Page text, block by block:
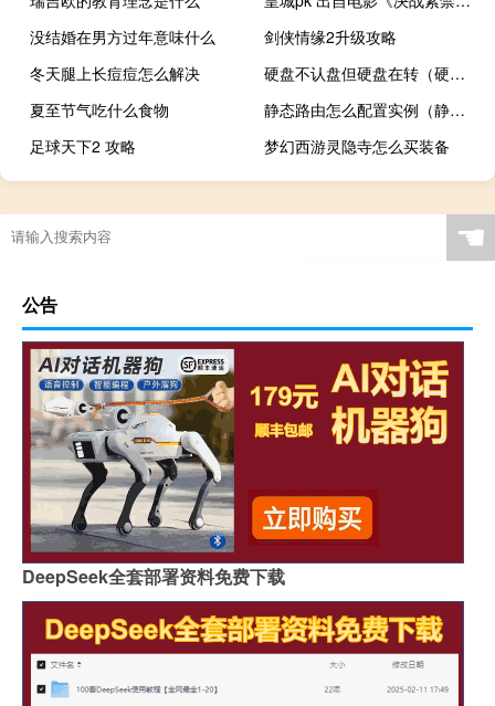
没结婚在男方过年意味什么
剑侠情缘2升级攻略
冬天腿上长痘痘怎么解决
硬盘不认盘但硬盘在转（硬盘不认）
夏至节气吃什么食物
静态路由怎么配置实例（静态路由怎么配置）
足球天下2 攻略
梦幻西游灵隐寺怎么买装备
☚
公告
DeepSeek全套部署资料免费下载